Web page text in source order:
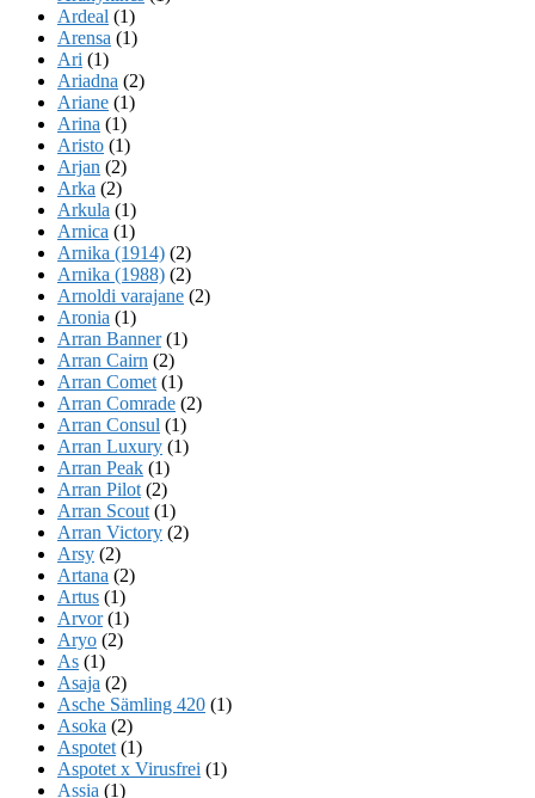
Ardeal (1)
Arensa (1)
Ari (1)
Ariadna (2)
Ariane (1)
Arina (1)
Aristo (1)
Arjan (2)
Arka (2)
Arkula (1)
Arnica (1)
Arnika (1914) (2)
Arnika (1988) (2)
Arnoldi varajane (2)
Aronia (1)
Arran Banner(1)
Arran Cairn (2)
Arran Comet (1)
Arran Comrade (2)
Arran Consul (1)
Arran Luxury (1)
Arran Peak (1)
Arran Pilot (2)
Arran Scout (1)
Arran Victory (2)
Arsy (2)
Artana (2)
Artus (1)
Arvor(1)
Aryo (2)
As (1)
Asaja (2)
Asche Sämling 420 (1)
Asoka (2)
Aspotet (1)
Aspotet x Virusfrei (1)
Assia (1)